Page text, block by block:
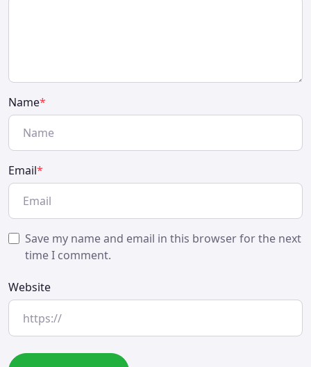
Name*
Email*
Save my name and email in this browser for the next
time I comment.
Website